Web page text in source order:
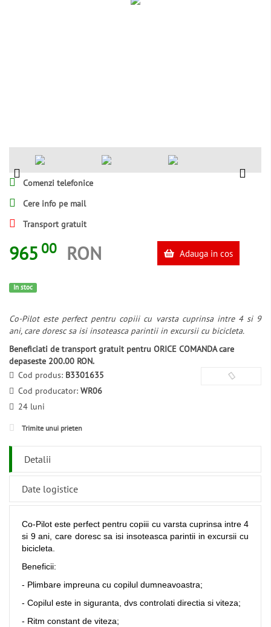
Comenzi telefonice
Cere info pe mail
Transport gratuit
965 00 RON Adauga in cos
In stoc
Co-Pilot este perfect pentru copiii cu varsta cuprinsa intre 4 si 9
ani, care doresc sa isi insoteasca parintii in excursii cu bicicleta.
Beneficiati de transport gratuit pentru ORICE COMANDA care
depaseste 200.00 RON.
Cod produs: B3301635
Cod producator: WR06
24 luni
Trimite unui prieten
Detalii
Date logistice
Co-Pilot este perfect pentru copiii cu varsta cuprinsa intre 4
si 9 ani, care doresc sa isi insoteasca parintii in excursii cu
bicicleta.
Beneficii:
- Plimbare impreuna cu copilul dumneavoastra;
- Copilul este in siguranta, dvs controlati directia si viteza;
- Ritm constant de viteza;